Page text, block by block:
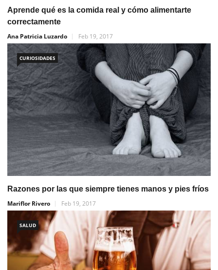
Aprende qué es la comida real y cómo alimentarte
correctamente
Ana Patricia Luzardo
Feb 19, 2017
CURIOSIDADES
Razones por las que siempre tienes manos y pies fríos
Mariflor Rivero
Feb 19, 2017
SALUD